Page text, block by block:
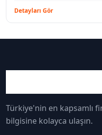
Detayları Gör
Türkiye'nin en kapsamlı
bilgisine kolayca ulaşın.